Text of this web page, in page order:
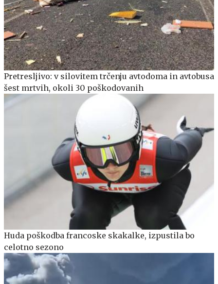
Pretresljivo: v silovitem trčenju avtodoma in avtobusa
šest mrtvih, okoli 30 poškodovanih
Huda poškodba francoske skakalke, izpustila bo
celotno sezono